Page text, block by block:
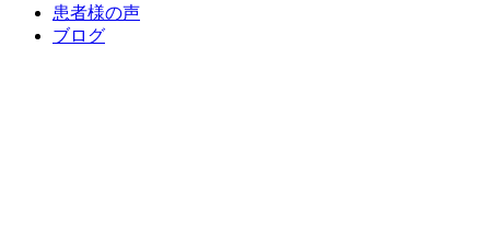
患者様の声
ブログ